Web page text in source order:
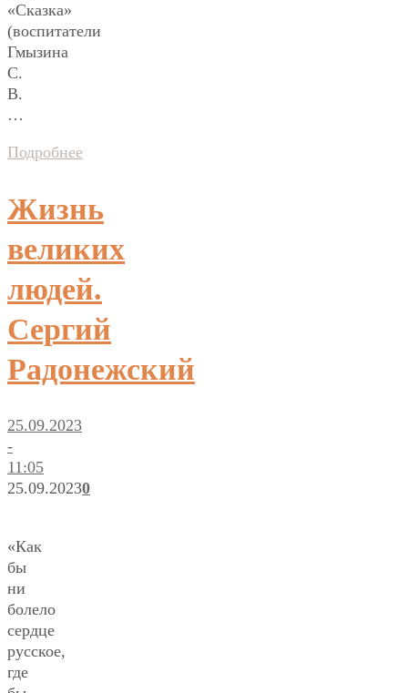
«Сказка»
(воспитатели
Гмызина
С.
В.
…
Подробнее
Жизнь
великих
людей.
Сергий
Радонежский
25.09.2023
-
11:05
25.09.20230
«Как
бы
ни
болело
сердце
русское,
где